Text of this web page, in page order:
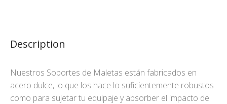
Description
Nuestros Soportes de Maletas están fabricados en
acero dulce, lo que los hace lo suficientemente robustos
como para sujetar tu equipaje y absorber el impacto de